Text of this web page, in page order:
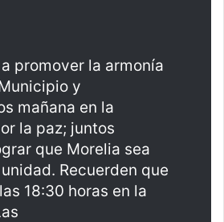
promover la armonía
y
mañana en la
la paz; juntos
que Morelia sea
Recuerden que
18:30 horas en la